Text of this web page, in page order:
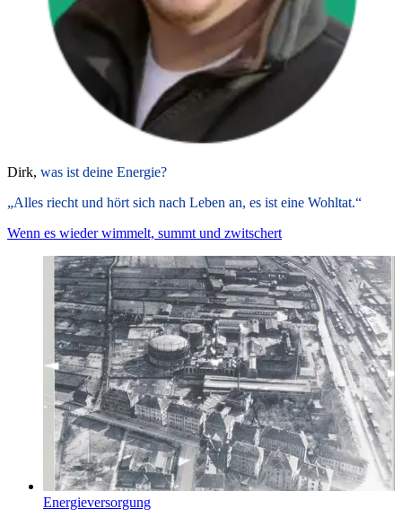
Dirk, was ist deine Energie?
„Alles riecht und hört sich nach Leben an, es ist eine Wohltat.“
Wenn es wieder wimmelt, summt und zwitschert
Energieversorgung